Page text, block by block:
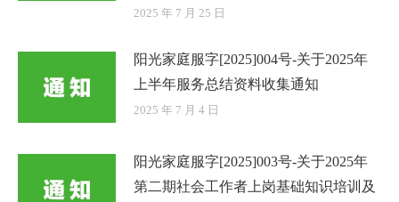
2025 年 7 月 25 日
阳光家庭服字[2025]004号-关于2025年
上半年服务总结资料收集通知
2025 年 7 月 4 日
阳光家庭服字[2025]003号-关于2025年
第二期社会工作者上岗基础知识培训及